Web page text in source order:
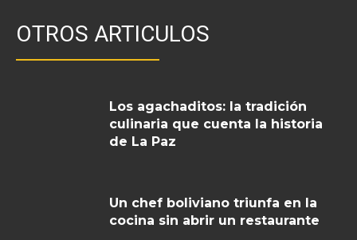
OTROS ARTICULOS
Los agachaditos: la tradición
culinaria que cuenta la historia
de La Paz
Un chef boliviano triunfa en la
cocina sin abrir un restaurante